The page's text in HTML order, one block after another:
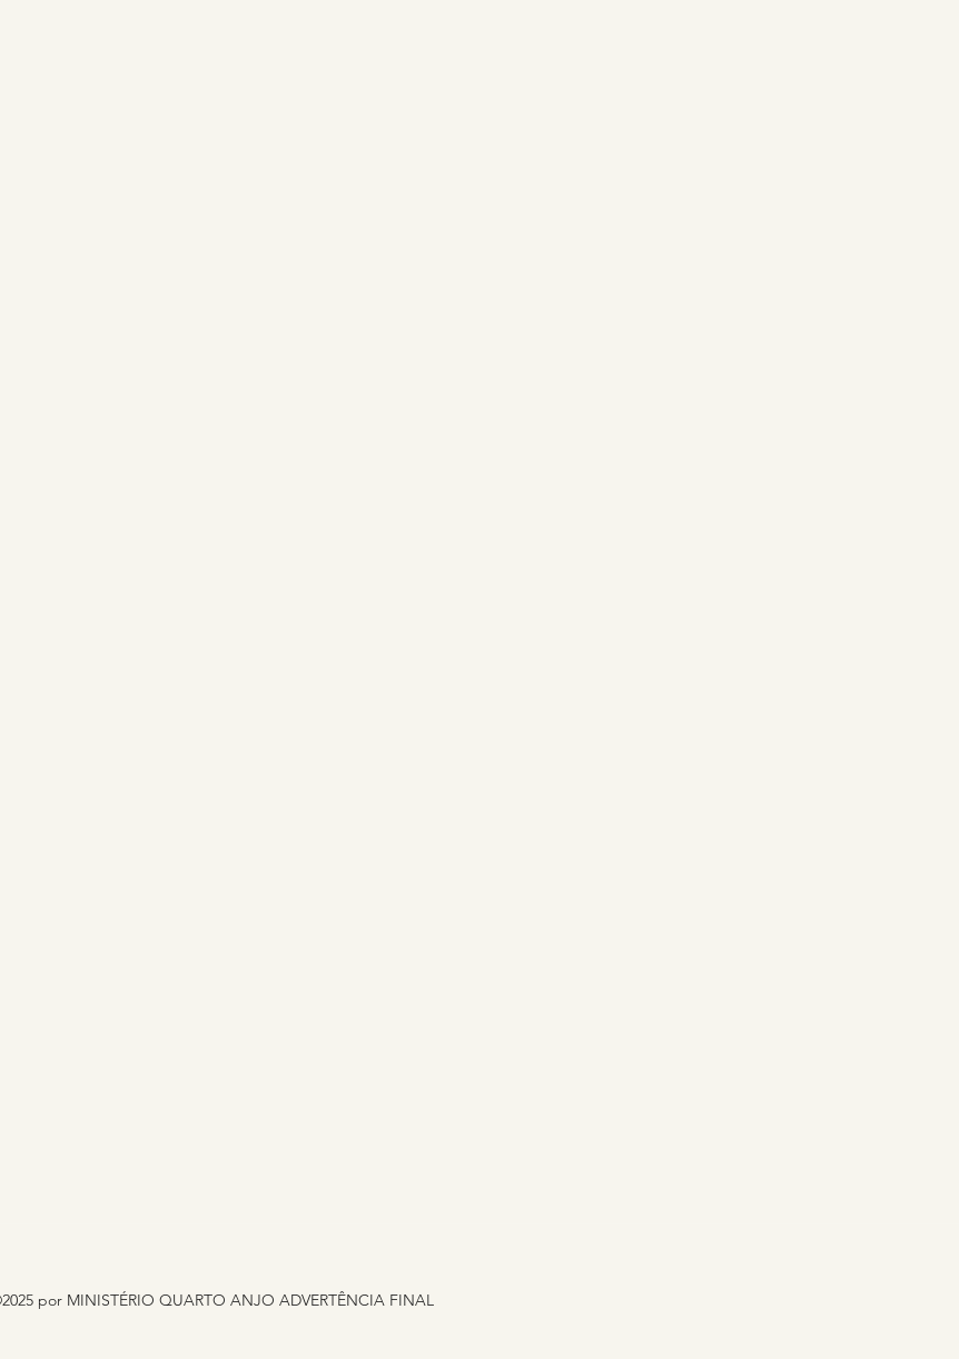
por MINISTÉRIO QUARTO ANJO ADVERTÊNCIA FINAL